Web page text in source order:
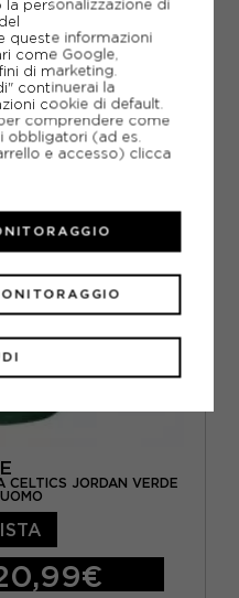
JORDAN VERDE
la personalizzazione di
queste informazioni
come Google,
di marketing.
continuerai la
cookie di default.
comprendere come
obbligatori (ad es.
e accesso) clicca